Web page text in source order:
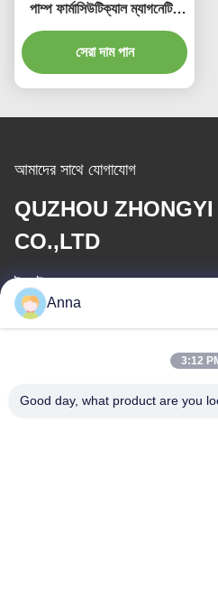
পাম্প ফার্মাসিউটিক্যাল ম্যাগনেটিক
মনোব্লক পাম্প
সেরা দাম পান
আমাদের সাথে যোগাযোগ
QUZHOU
CO.,LTD
ই-মেইল
Anna
3:12
Good day, what product are you